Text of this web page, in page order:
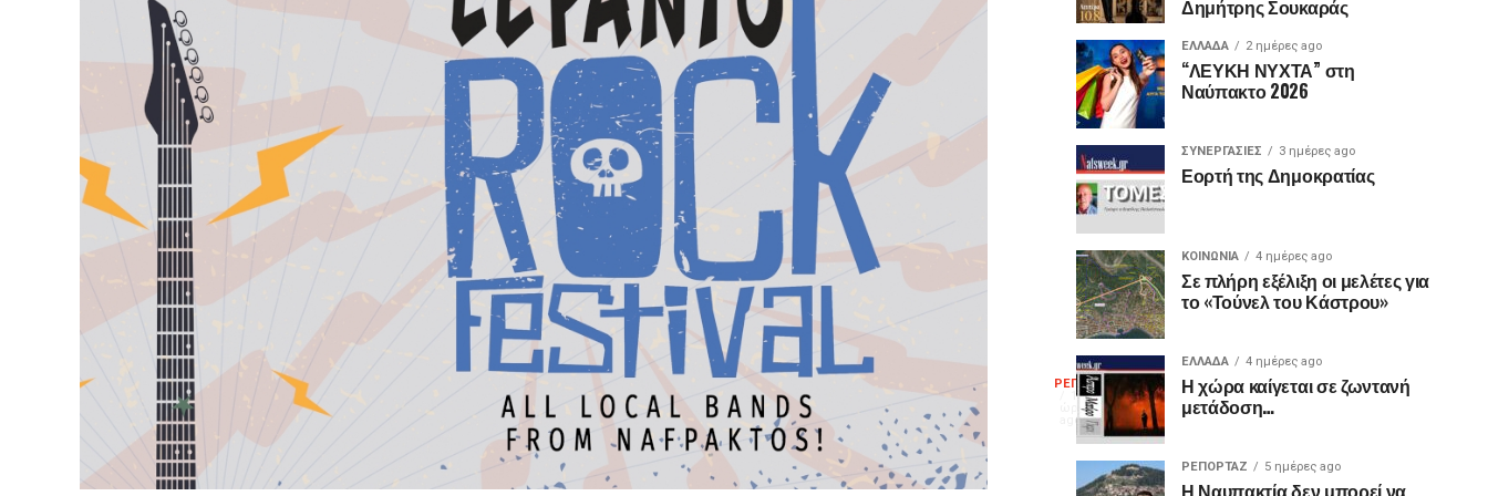
του κάστρου προέρχονται από τις δεντροφυτεύσεις που έγιναν νομίμως από το 1914 έως το
1939 (έγκριση από το Υπουργείο Εσωτερικών και κατόπιν από το Υπουργείο Γεωργίας υπό την
γραμματεία του Ιωάννη Μπρικόλα) και βρίσκονται σε απόσταση ασφαλείας από τα τείχη.
Συνεπώς πολλά από τα δέντρα έχουν ηλικία άνω των 100 ετών χωρίς να έχει αναφερθεί
κάποιο πρόβλημα στη στατικότητα των τειχών που να οφείλεται στην πλήρη ανάπτυξη του
ριζικού συστήματος. Το Δασαρχείο Ναυπάκτου βεβαιώνει ότι δεν υπάρχει σχετική μελέτη ούτε η
έρευνά μας εντόπισε κάποια επιστημονική μελέτη για το Κάστρο της Ναυπάκτου που να
αποδεικνύει το αντίθετο. Επίσης εντός του κάστρου υπάρχει σύγχρονο σύστημα
πυροπροστασίας το οποίο μπορεί να το προστατέψει από ενδεχόμενη πυρκαγιά.
Η πόλη της Ναυπάκτου έχει χαρακτηρισθεί «Παραδοσιακός Οικισμός» και «το Κάστρο
Ναυπάκτου είναι κηρυγμένο ως προέχον βυζαντινό και ιστορικό μνημείο». Οι σχετικές
αποφάσεις που λαμβάνονται από τις αρχές πρέπει να είναι σύμφωνες με: α) «Διεθνής Σύμβαση
για την Προστασία της Παγκόσμιας Πολιτιστικής και Φυσικής κληρονομιάς» (UNESCO 1972) β)
«Σύσταση για την Προστασία της Πολιτιστικής και Φυσικής Κληρονομιάς σε εθνικό επίπεδο»
(UNESCO 1972) και γ) «The ICOMOS Charter for the Interpretation and Presentation of
ΡΕΠΟΡΤΑΖ
17
ώρες
ago
Η
γελοιογραφία
θύρες
USB
είναι
μωβ
έχουν
άλλα
χρώματα;
διαφορά
που
περισσότεροι
δεν
γνωρίζουν
για
τον
«Ίωνα»
στο
Κάστρο
της
Ναυπάκτου
Δημήτρης Σουκαράς
ΕΛΛΑΔΑ 2 ημέρες ago
“ΛΕΥΚΗ ΝΥΧΤΑ” στη
Ναύπακτο 2026
ΣΥΝΕΡΓΑΣΙΕΣ 3 ημέρες ago
Εορτή της Δημοκρατίας
ΚΟΙΝΩΝΙΑ 4 ημέρες ago
Σε πλήρη εξέλιξη οι μελέτες για
το «Τούνελ του Κάστρου»
ΕΛΛΑΔΑ 4 ημέρες ago
Η χώρα καίγεται σε ζωντανή
μετάδοση…
ΡΕΠΟΡΤΑΖ 5 ημέρες ago
Η Ναυπακτία δεν μπορεί να